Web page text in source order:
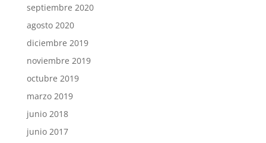
septiembre 2020
agosto 2020
diciembre 2019
noviembre 2019
octubre 2019
marzo 2019
junio 2018
junio 2017